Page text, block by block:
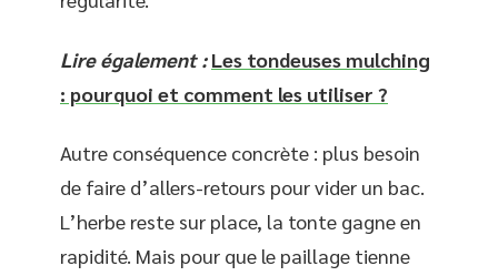
Lire également : Les tondeuses mulching
: pourquoi et comment les utiliser ?
Autre conséquence concrète : plus besoin
de faire d’allers-retours pour vider un bac.
L’herbe reste sur place, la tonte gagne en
rapidité. Mais pour que le paillage tienne